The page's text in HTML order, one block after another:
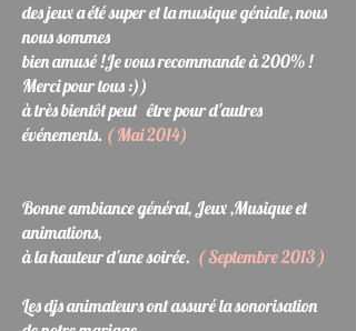
des jeux a été super et la musique géniale, nous
nous sommes
bien amusé !Je vous recommande à 200% !
Merci pour tous :))
à très bientôt peut être pour d'autres
événements. ( Mai 2014)
Bonne ambiance général, Jeux ,Musique et
animations,
à la hauteur d'une soirée. ( Septembre 2013 )
Les djs animateurs ont assuré la sonorisation